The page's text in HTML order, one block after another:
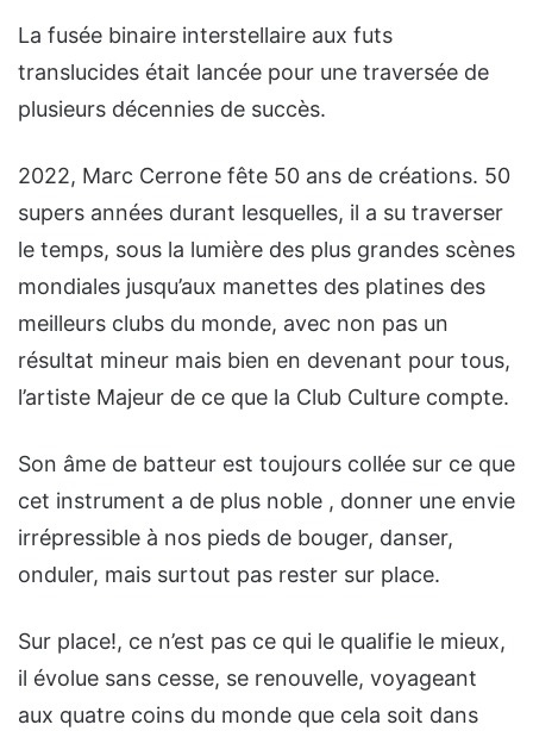
La fusée binaire interstellaire aux futs
translucides était lancée pour une traversée de
plusieurs décennies de succès.
2022, Marc Cerrone fête 50 ans de créations. 50
supers années durant lesquelles, il a su traverser
le temps, sous la lumière des plus grandes scènes
mondiales jusqu’aux manettes des platines des
meilleurs clubs du monde, avec non pas un
résultat mineur mais bien en devenant pour tous,
l’artiste Majeur de ce que la Club Culture compte.
Son âme de batteur est toujours collée sur ce que
cet instrument a de plus noble , donner une envie
irrépressible à nos pieds de bouger, danser,
onduler, mais surtout pas rester sur place.
Sur place!, ce n’est pas ce qui le qualifie le mieux,
il évolue sans cesse, se renouvelle, voyageant
aux quatre coins du monde que cela soit dans